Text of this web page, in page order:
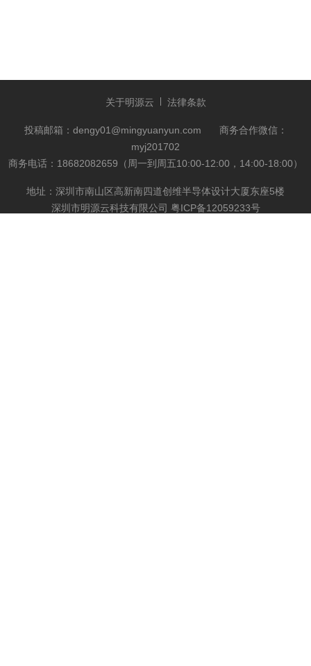
关于明源云 法律条款
投稿邮箱：dengy01@mingyuanyun.com
商务合作微信：
myj201702
商务电话：18682082659（周一到周五10:00-12:00，14:00-18:00）
地址：深圳市南山区高新南四道创维半导体设计大厦东座5楼
深圳市明源云科技有限公司 粤ICP备12059233号